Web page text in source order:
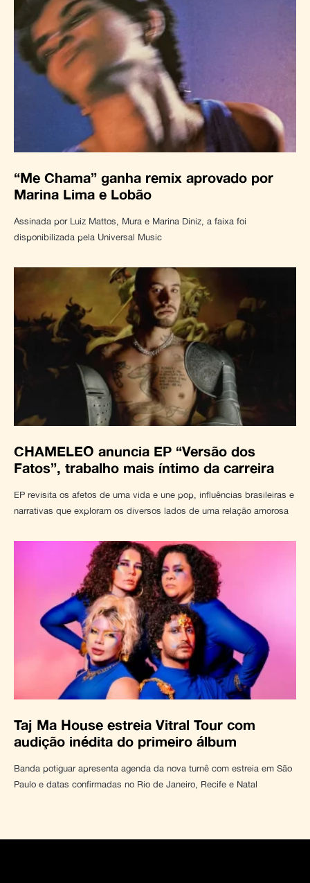
“Me Chama” ganha remix aprovado por
Marina Lima e Lobão
Assinada por Luiz Mattos, Mura e Marina Diniz, a faixa foi
disponibilizada pela Universal Music
CHAMELEO anuncia EP “Versão dos
Fatos”, trabalho mais íntimo da carreira
EP revisita os afetos de uma vida e une pop, influências brasileiras e
narrativas que exploram os diversos lados de uma relação amorosa
Taj Ma House estreia Vitral Tour com
audição inédita do primeiro álbum
Banda potiguar apresenta agenda da nova turnê com estreia em São
Paulo e datas confirmadas no Rio de Janeiro, Recife e Natal